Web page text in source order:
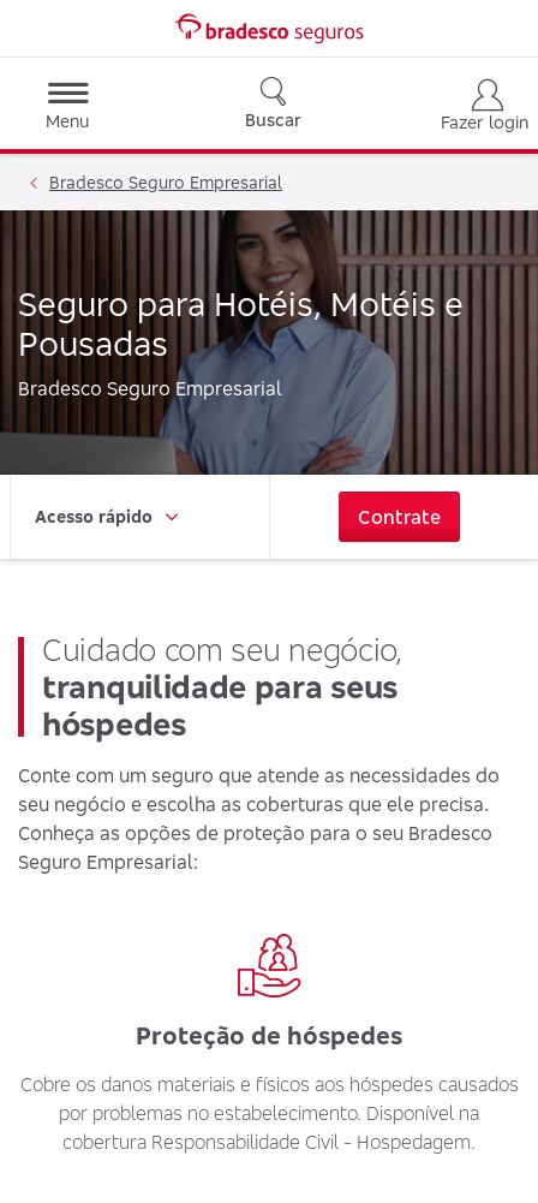
Menu Buscar Fazer login
Bradesco Seguro Empresarial
Seguro para Hotéis, Motéis e
Pousadas
Bradesco Seguro Empresarial
Acesso rápido Contrate
Cuidado com seu negócio,
tranquilidade para seus
hóspedes
Conte com um seguro que atende as necessidades do
seu negócio e escolha as coberturas que ele precisa.
Conheça as opções de proteção para o seu Bradesco
Seguro Empresarial:
Proteção de hóspedes
Cobre os danos materiais e físicos aos hóspedes causados
por problemas no estabelecimento. Disponível na
cobertura Responsabilidade Civil - Hospedagem.